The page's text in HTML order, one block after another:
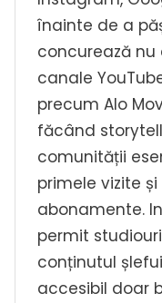
înainte de a
concurează nu
canale
precum Alo
făcând
comunității
primele vizite
abonamente.
permit
conținutul
accesibil doar